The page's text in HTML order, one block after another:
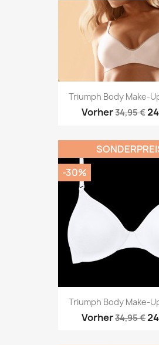
Triumph Body Make-
Vorher34,95 €
Triumph Body Make-
Vorher34,95 €
-30%